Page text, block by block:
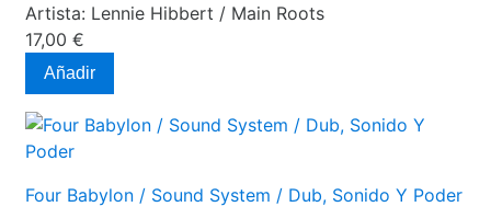
Artista: Lennie Hibbert / Main Roots
17,00 €
Añadir
Four Babylon / Sound System / Dub, Sonido Y Poder